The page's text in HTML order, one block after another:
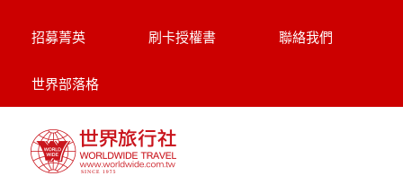
招募菁英 刷卡授權書 聯絡我們
世界部落格